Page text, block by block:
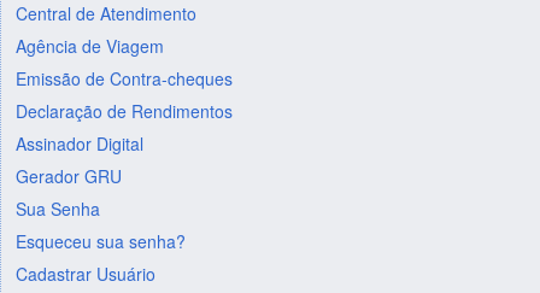
Central de Atendimento
Agência de Viagem
Emissão de Contra-cheques
Declaração de Rendimentos
Assinador Digital
Gerador GRU
Sua Senha
Esqueceu sua senha?
Cadastrar Usuário